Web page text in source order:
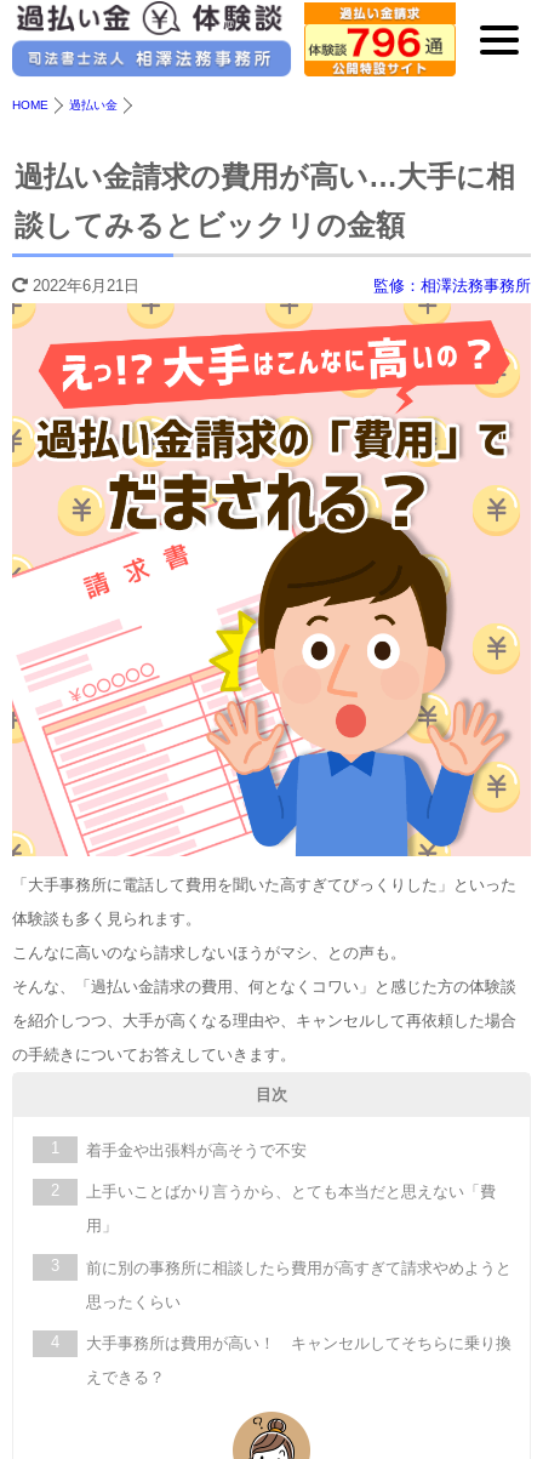
HOME 過払い金
過払い金請求の費用が高い…大手に相
談してみるとビックリの金額
2022年6月21日 監修：相澤法務事務所
「大手事務所に電話して費用を聞いた高すぎてびっくりした」といった
体験談も多く見られます。
こんなに高いのなら請求しないほうがマシ、との声も。
そんな、「過払い金請求の費用、何となくコワい」と感じた方の体験談
を紹介しつつ、大手が高くなる理由や、キャンセルして再依頼した場合
の手続きについてお答えしていきます。
目次
着手金や出張料が高そうで不安
上手いことばかり言うから、とても本当だと思えない「費
用」
前に別の事務所に相談したら費用が高すぎて請求やめようと
思ったくらい
大手事務所は費用が高い！ キャンセルしてそちらに乗り換
えできる？